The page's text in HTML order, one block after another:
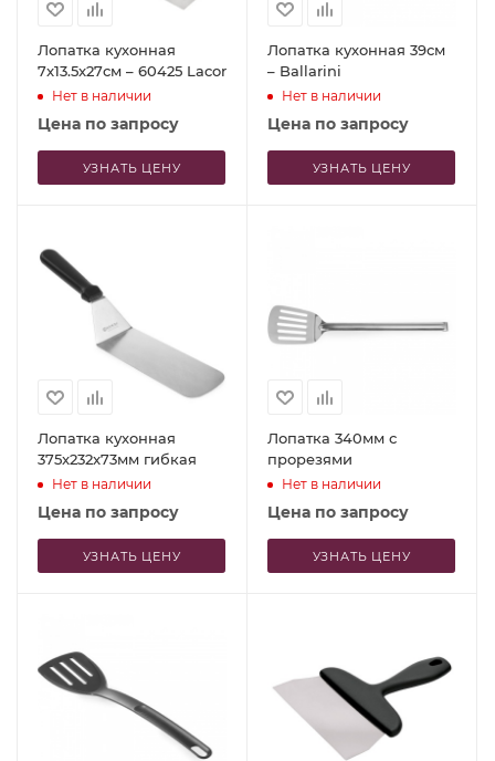
Лопатка кухонная
7x13.5x27см – 60425 Lacor
Нет в наличии
Цена по запросу
УЗНАТЬ ЦЕНУ
Лопатка кухонная 39см
– Ballarini
Нет в наличии
Цена по запросу
УЗНАТЬ ЦЕНУ
Лопатка кухонная
375x232x73мм гибкая
Нет в наличии
Цена по запросу
УЗНАТЬ ЦЕНУ
Лопатка 340мм с
прорезями
Нет в наличии
Цена по запросу
УЗНАТЬ ЦЕНУ